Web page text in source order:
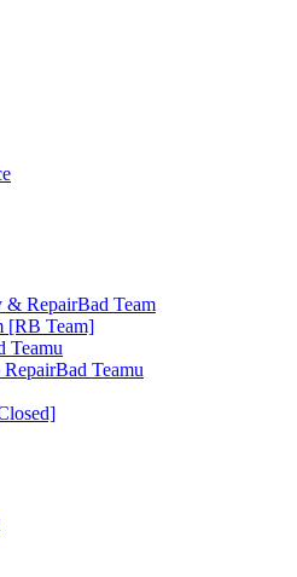
RepairBad Team
Team]
Teamu